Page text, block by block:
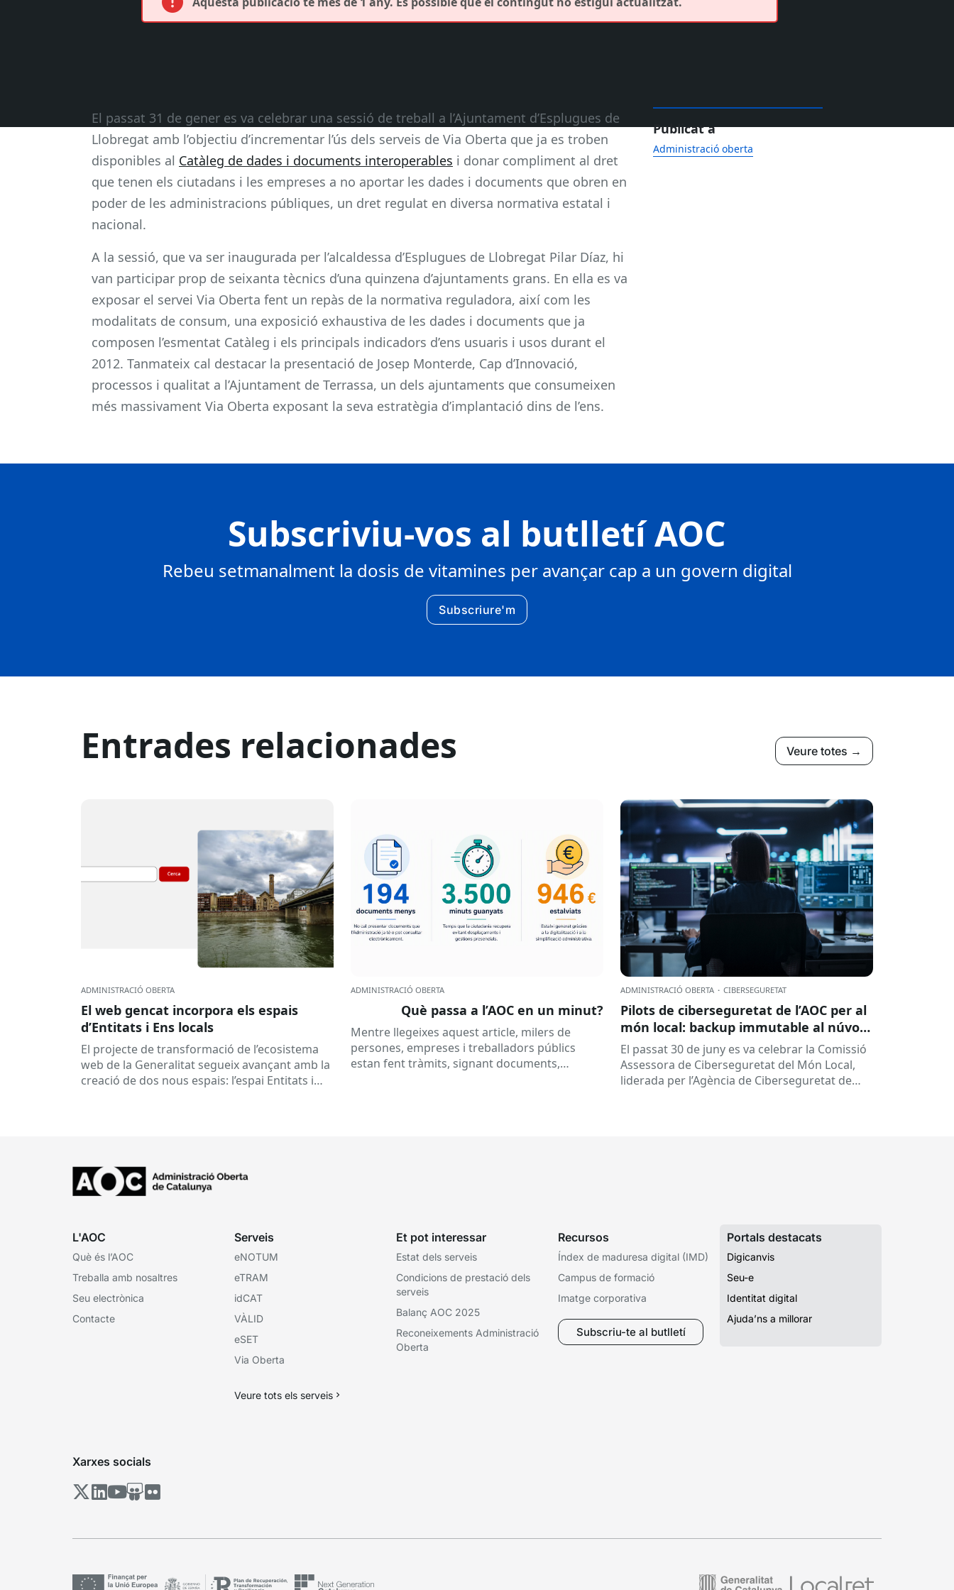
El passat 31 de gener es va celebrar una sessió de treball a l’Ajuntament d’Esplugues de
Llobregat amb l’objectiu d’incrementar l’ús dels serveis de Via Oberta que ja es troben
disponibles al Catàleg de dades i documents interoperables i donar compliment al dret
que tenen els ciutadans i les empreses a no aportar les dades i documents que obren en
poder de les administracions públiques, un dret regulat en diversa normativa estatal i
nacional.
A la sessió, que va ser inaugurada per l’alcaldessa d’Esplugues de Llobregat Pilar Díaz, hi
van participar prop de seixanta tècnics d’una quinzena d’ajuntaments grans. En ella es va
exposar el servei Via Oberta fent un repàs de la normativa reguladora, així com les
modalitats de consum, una exposició exhaustiva de les dades i documents que ja
composen l’esmentat Catàleg i els principals indicadors d’ens usuaris i usos durant el
2012. Tanmateix cal destacar la presentació de Josep Monterde, Cap d’Innovació,
processos i qualitat a l’Ajuntament de Terrassa, un dels ajuntaments que consumeixen
més massivament Via Oberta exposant la seva estratègia d’implantació dins de l’ens.
Publicat a
Administració oberta
Subscriviu-vos al butlletí AOC
Rebeu setmanalment la dosis de vitamines per avançar cap a un govern digital
Subscriure'm
Entrades relacionades Veure totes →
ADMINISTRACIÓ OBERTA
El web gencat incorpora els espais
d’Entitats i Ens locals
El projecte de transformació de l’ecosistema
web de la Generalitat segueix avançant amb la
creació de dos nous espais: l’espai Entitats i
ADMINISTRACIÓ OBERTA
Què passa a l’AOC en un minut?
Mentre llegeixes aquest article, milers de
persones, empreses i treballadors públics
estan fent tràmits, signant documents,
ADMINISTRACIÓ OBERTA · CIBERSEGURETAT
Pilots de ciberseguretat de l’AOC per al
món local: backup immutable al núvol i
altres
El passat 30 de juny es va celebrar la Comissió
Assessora de Ciberseguretat del Món Local,
liderada per l’Agència de Ciberseguretat de
L'AOC
Què és l’AOC
Treballa amb nosaltres
Seu electrònica
Contacte
Serveis
eNOTUM
eTRAM
idCAT
VÀLID
eSET
Via Oberta
Veure tots els serveis
Et pot interessar
Estat dels serveis
Condicions de prestació dels
serveis
Balanç AOC 2025
Reconeixements Administració
Oberta
Recursos
Índex de maduresa digital (IMD)
Campus de formació
Imatge corporativa
Subscriu-te al butlletí
Portals destacats
Digicanvis
Seu-e
Identitat digital
Ajuda’ns a millorar
Xarxes socials